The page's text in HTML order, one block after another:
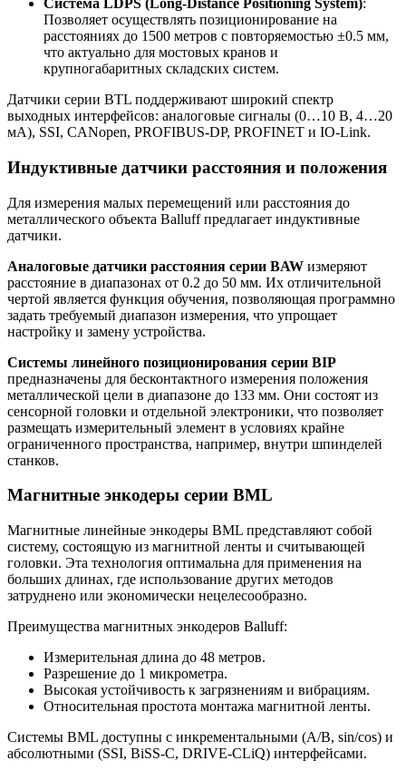
Система LDPS (Long-Distance Positioning System):
Позволяет осуществлять позиционирование на
расстояниях до 1500 метров с повторяемостью ±0.5 мм,
что актуально для мостовых кранов и
крупногабаритных складских систем.
Датчики серии BTL поддерживают широкий спектр
выходных интерфейсов: аналоговые сигналы (0…10 В, 4…20
мА), SSI, CANopen, PROFIBUS-DP, PROFINET и IO-Link.
Индуктивные датчики расстояния и положения
Для измерения малых перемещений или расстояния до
металлического объекта Balluff предлагает индуктивные
датчики.
Аналоговые датчики расстояния серии BAW измеряют
расстояние в диапазонах от 0.2 до 50 мм. Их отличительной
чертой является функция обучения, позволяющая программно
задать требуемый диапазон измерения, что упрощает
настройку и замену устройства.
Системы линейного позиционирования серии BIP
предназначены для бесконтактного измерения положения
металлической цели в диапазоне до 133 мм. Они состоят из
сенсорной головки и отдельной электроники, что позволяет
размещать измерительный элемент в условиях крайне
ограниченного пространства, например, внутри шпинделей
станков.
Магнитные энкодеры серии BML
Магнитные линейные энкодеры BML представляют собой
систему, состоящую из магнитной ленты и считывающей
головки. Эта технология оптимальна для применения на
больших длинах, где использование других методов
затруднено или экономически нецелесообразно.
Преимущества магнитных энкодеров Balluff:
Измерительная длина до 48 метров.
Разрешение до 1 микрометра.
Высокая устойчивость к загрязнениям и вибрациям.
Относительная простота монтажа магнитной ленты.
Системы BML доступны с инкрементальными (A/B, sin/cos) и
абсолютными (SSI, BiSS-C, DRIVE-CLiQ) интерфейсами.